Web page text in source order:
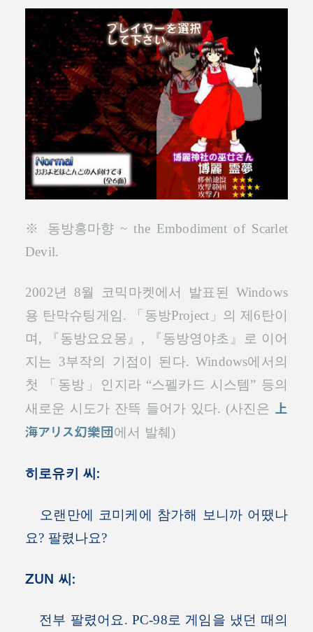
※ 동방홍마향 ~ the Embodiment of Scarlet
Devil.
2002년 8월 코믹마켓에서 발표된 Windows
용 탄막슈팅게임. 「동방Project」의 제6탄이
며, 『동방요요몽』, 『동방영야초』로 이어
지는 3부작의 기점이 된다. Windows에서의
첫 「동방」인지라 “스펠카드 시스템” 등의
새로운 시도가 잔뜩 들어가 있다. (사진은 上
海アリス幻樂団에서 발췌)
히로유키 씨:
오랜만에 코미케에 참가해 보니까 어땠나
요? 팔렸나요?
ZUN 씨:
전부 팔렸어요. PC-98로 게임을 냈던 때의